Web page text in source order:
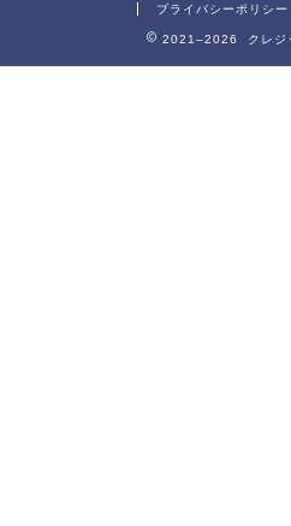
プライバシーポリシー
2021–2026 クレジ